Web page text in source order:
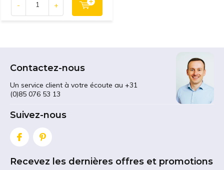
- +
Contactez-nous
Un service client à votre écoute au +31
(0)85 076 53 13
Suivez-nous
Recevez les dernières offres et promotions